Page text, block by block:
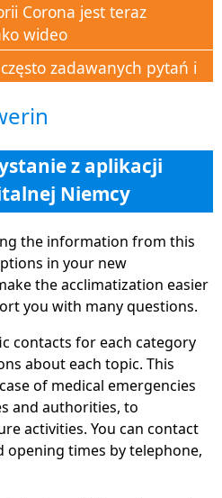
Corona jest teraz
wideo
zadawanych pytań i
Aid, aby wesprzeć wiedzą
kryzysu
pomaga wieloma
i informacjami
jest teraz łatwo i szeroko
internetowej
und-Beruf.online
życiem zawodowym
bezpłatne aplikacje,
zawiera wiele
z aplikacji
Niemcy
the information from this
in your new
the acclimatization easier
you with many questions.
contacts for each category
about each topic. This
of medical emergencies
and authorities, to
activities. You can contact
times by telephone,